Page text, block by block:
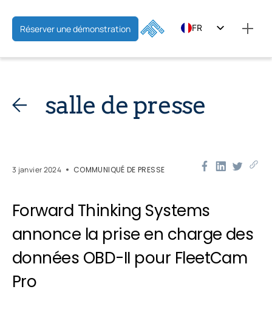
Réserver une démonstration FR
salle de presse
3 janvier 2024 COMMUNIQUÉ DE PRESSE
Forward Thinking Systems
annonce la prise en charge des
données OBD-II pour FleetCam
Pro